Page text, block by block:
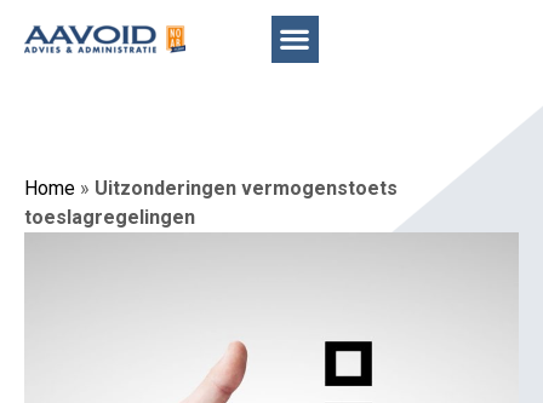
Home » Uitzonderingen vermogenstoets
toeslagregelingen